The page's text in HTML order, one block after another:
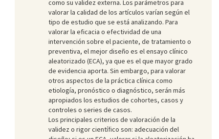
como su validez externa. Los parámetros para
valorar la calidad de los artículos varían según el
tipo de estudio que se está analizando. Para
valorar la eficacia o efectividad de una
intervención sobre el paciente, de tratamiento o
preventiva, el mejor diseño es el ensayo clínico
aleatorizado (ECA), ya que es el que mayor grado
de evidencia aporta. Sin embargo, para valorar
otros aspectos de la práctica clínica como
etiología, pronóstico o diagnóstico, serán más
apropiados los estudios de cohortes, casos y
controles o series de casos.
Los principales criterios de valoración de la
validez o rigor científico son: adecuación del